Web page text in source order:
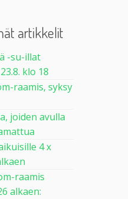
artikkelit
-su-illat
klo 18
raamis, syksy
joiden avulla
4 x
raamis
alkaen: